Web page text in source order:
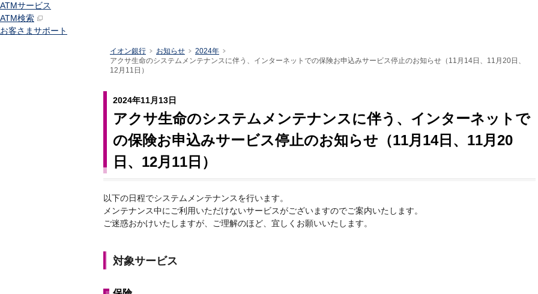
ATMサービス
ATM検索
お客さまサポート
イオン銀行 お知らせ
2024年
アクサ生命のシステムメンテナンスに伴う、インターネットでの保険お申込みサービス停止のお知らせ（11月14日、11月20日、
12月11日）
2024年11月13日
アクサ生命のシステムメンテナンスに伴う、インターネットで
の保険お申込みサービス停止のお知らせ（11月14日、11月20
日、12月11日）
以下の日程でシステムメンテナンスを行います。
メンテナンス中にご利用いただけないサービスがございますのでご案内いたします。
ご迷惑おかけいたしますが、ご理解のほど、宜しくお願いいたします。
対象サービス